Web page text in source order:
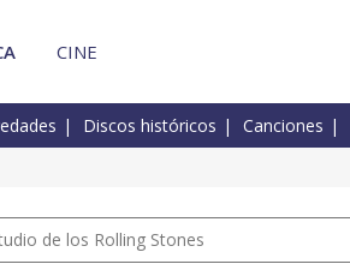
CINE
Discos históricos Canciones
de los Rolling Stones